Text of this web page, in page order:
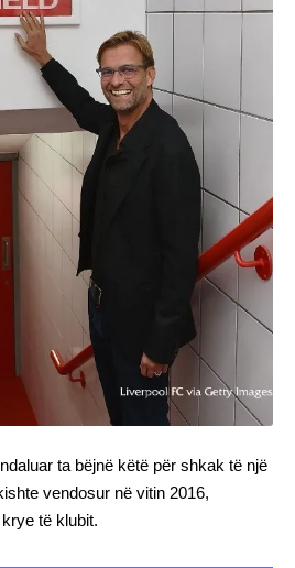
ta bëjnë këtë për shkak të një
vendosur në vitin 2016,
të klubit.